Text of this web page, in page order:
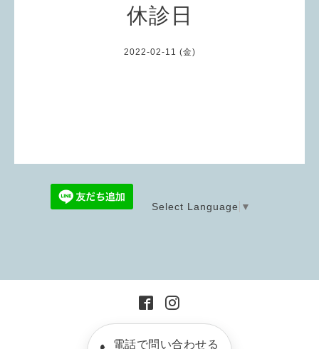
休診日
2022-02-11 (金)
Select Language ▼
電話で問い合わせる